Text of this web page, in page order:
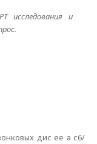
исследования и
дис ее а с6/